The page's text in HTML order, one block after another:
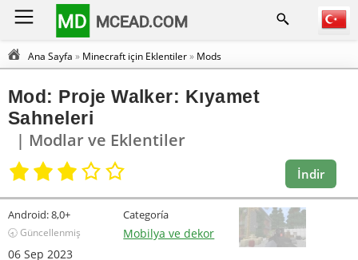
MD MCEAD.COM
Ana Sayfa » Minecraft için Eklentiler» Mods
Mod: Proje Walker: Kıyamet
Sahneleri
| Modlar ve Eklentiler
İndir
Android:8,0+
🕣 Güncellenmiş
06 Sep 2023
Categoría
Mobilya ve dekor